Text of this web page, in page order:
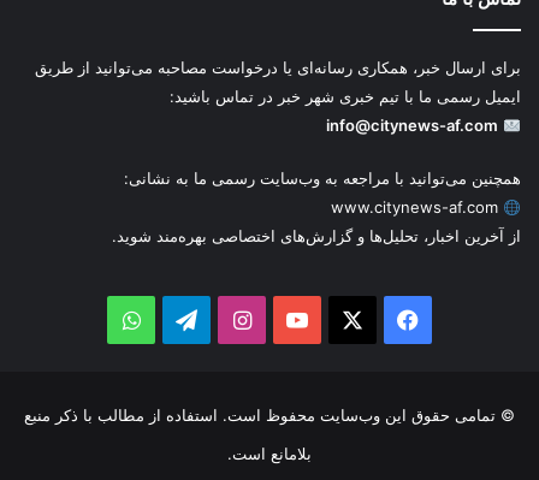
برای ارسال خبر، همکاری رسانه‌ای یا درخواست مصاحبه می‌توانید از طریق
ایمیل رسمی ما با تیم خبری شهر خبر در تماس باشید:
info@citynews-af.com
همچنین می‌توانید با مراجعه به وب‌سایت رسمی ما به نشانی:
www.citynews-af.com
از آخرین اخبار، تحلیل‌ها و گزارش‌های اختصاصی بهره‌مند شوید.
Facebook
YouTube
Instagram
Telegram
WhatsApp
© تمامی حقوق این وب‌سایت محفوظ است. استفاده از مطالب با ذکر منبع
بلامانع است.